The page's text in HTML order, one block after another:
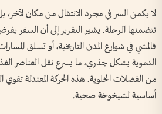
لا يكمن السر في مجرد الانتقال من مكان لآخر،
تتضمنها الرحلة. يشير التقرير إلى أن السفر
فالمشي في شوارع المدن التاريخية، أو تسلق
الدموية بشكل جذري، ما يسرع نقل العناصر
من الفضلات الخلوية. هذه الحركة المعتدلة تقوي
أساسية لشيخوخة صحية.